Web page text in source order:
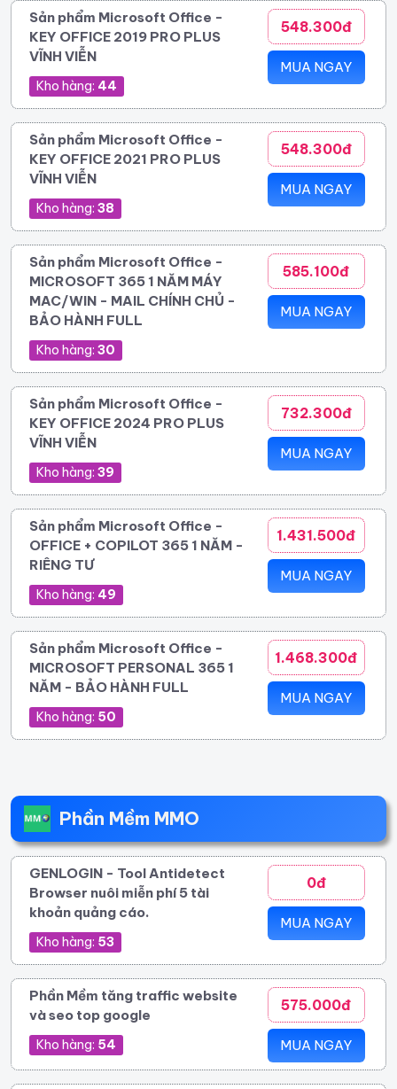
Sản phẩm Microsoft Office -
KEY OFFICE 2019 PRO PLUS
VĨNH VIỄN
Kho hàng: 44
548.300đ
MUA NGAY
Sản phẩm Microsoft Office -
KEY OFFICE 2021 PRO PLUS
VĨNH VIỄN
Kho hàng: 38
548.300đ
MUA NGAY
Sản phẩm Microsoft Office -
MICROSOFT 365 1 NĂM MÁY
MAC/WIN - MAIL CHÍNH CHỦ -
BẢO HÀNH FULL
Kho hàng: 30
585.100đ
MUA NGAY
Sản phẩm Microsoft Office -
KEY OFFICE 2024 PRO PLUS
VĨNH VIỄN
Kho hàng: 39
732.300đ
MUA NGAY
Sản phẩm Microsoft Office -
OFFICE + COPILOT 365 1 NĂM -
RIÊNG TƯ
Kho hàng: 49
1.431.500đ
MUA NGAY
Sản phẩm Microsoft Office -
MICROSOFT PERSONAL 365 1
NĂM - BẢO HÀNH FULL
Kho hàng: 50
1.468.300đ
MUA NGAY
Phần Mềm MMO
GENLOGIN - Tool Antidetect
Browser nuôi miễn phí 5 tài
khoản quảng cáo.
Kho hàng: 53
0đ
MUA NGAY
Phần Mềm tăng traffic website
và seo top google
Kho hàng: 54
575.000đ
MUA NGAY